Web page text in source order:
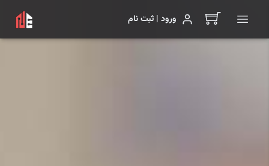
ورود | ثبت نام